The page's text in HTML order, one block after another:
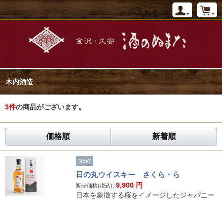
木内酒造
3件の商品がございます。
価格順 新着順
NEW
日の丸ウイスキー さくら・ら
販売価格(税込): 9,900 円
日本を象徴する桜をイメージしたジャパニー